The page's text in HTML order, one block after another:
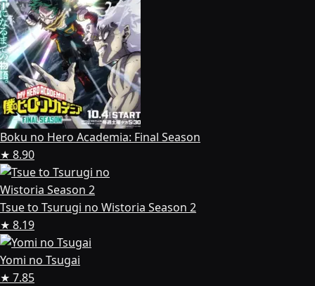
Boku no Hero Academia: Final Season
★ 8.90
Tsue to Tsurugi no Wistoria Season 2
★ 8.19
Yomi no Tsugai
★ 7.85